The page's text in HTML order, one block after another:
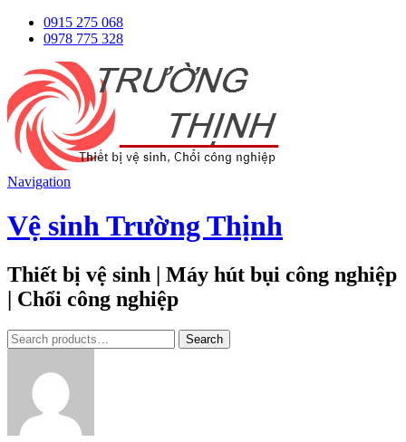
0915 275 068
0978 775 328
Navigation
Vệ sinh Trường Thịnh
Thiết bị vệ sinh | Máy hút bụi công nghiệp
| Chổi công nghiệp
Tìm
kiếm:
Search